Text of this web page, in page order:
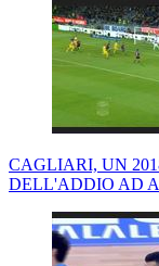
CAGLIARI, UN
DELL'ADDIO AD